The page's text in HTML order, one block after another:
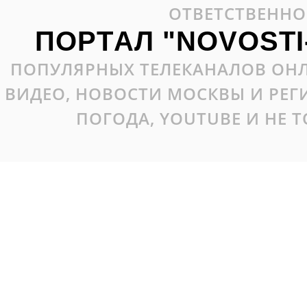
ПОРТАЛ
ПОПУЛЯРНЫХ ТЕЛЕКАНАЛОВ
ВИДЕО, НОВОСТИ МОСКВЫ И
ПОГОДА, YOUTUBE И